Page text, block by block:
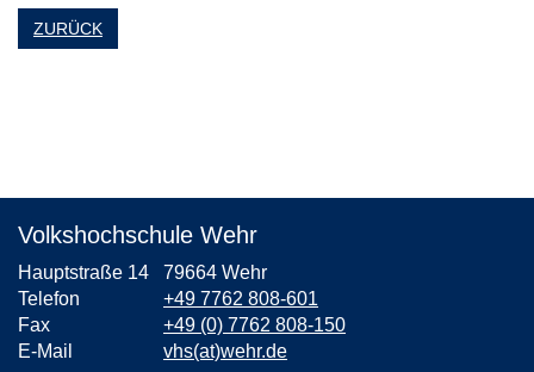
ZURÜCK
Volkshochschule Wehr
Hauptstraße 14 79664 Wehr
Telefon
+49 7762 808-601
Fax
+49 (0) 7762 808-150
E-Mail
vhs(at)wehr.de